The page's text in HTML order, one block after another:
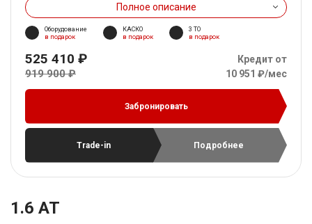
Полное описание
Оборудование
в подарок
КАСКО
в подарок
3 ТО
в подарок
525 410 ₽
919 900 ₽
Кредит от
10 951 ₽/мес
Забронировать
Trade-in Подробнее
1.6 AT